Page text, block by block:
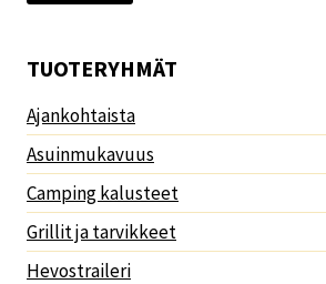
TUOTERYHMÄT
Ajankohtaista
Asuinmukavuus
Camping kalusteet
Grillit ja tarvikkeet
Hevostraileri